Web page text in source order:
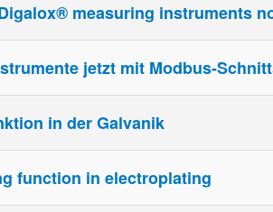
measuring instruments
jetzt mit Modbus-
in der Galvanik
function in electroplating